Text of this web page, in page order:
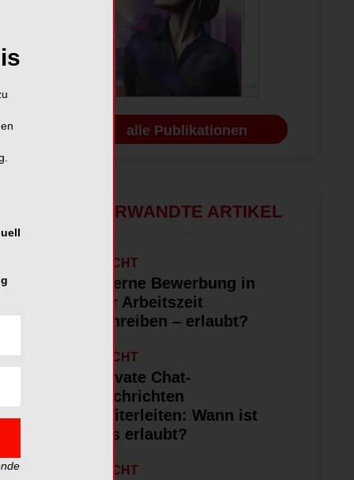
alle Publikationen
VERWANDTE ARTIKEL
RECHT
Interne Bewerbung in
der Arbeitszeit
schreiben – erlaubt?
RECHT
Private Chat-
Nachrichten
weiterleiten: Wann ist
das erlaubt?
RECHT